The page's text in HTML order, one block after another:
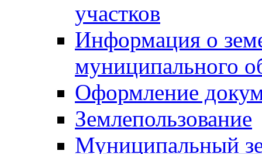
участков
Информация о
муниципального
Оформление
Землепользование
Муниципальный